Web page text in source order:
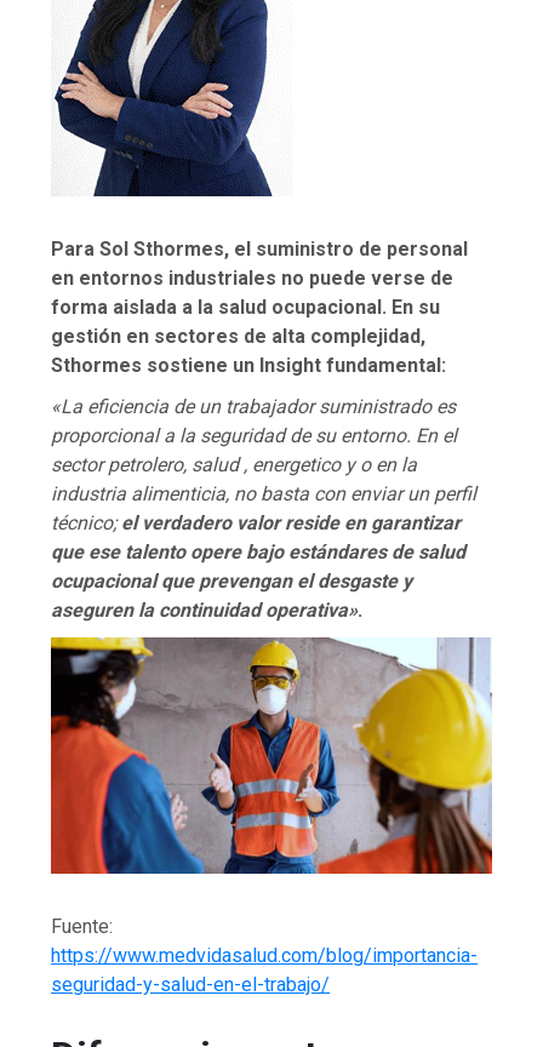
Para Sol Sthormes, el suministro de personal
en entornos industriales no puede verse de
forma aislada a la salud ocupacional. En su
gestión en sectores de alta complejidad,
Sthormes sostiene un Insight fundamental:
«La eficiencia de un trabajador suministrado es
proporcional a la seguridad de su entorno. En el
sector petrolero, salud , energetico y o en la
industria alimenticia, no basta con enviar un perfil
técnico;el verdadero valor reside en garantizar
que ese talento opere bajo estándares de salud
ocupacional que prevengan el desgaste y
aseguren la continuidad operativa».
Fuente:
https://www.medvidasalud.com/blog/importancia-
seguridad-y-salud-en-el-trabajo/